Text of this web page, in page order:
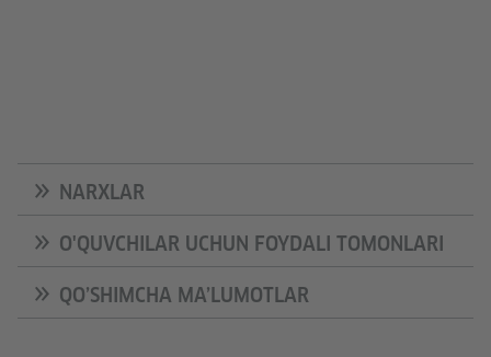
NARXLAR
O'QUVCHILAR UCHUN FOYDALI TOMONLARI
QO’SHIMCHA MA’LUMOTLAR